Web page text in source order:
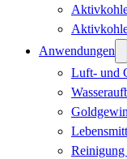
Anwendungen
Luft- und